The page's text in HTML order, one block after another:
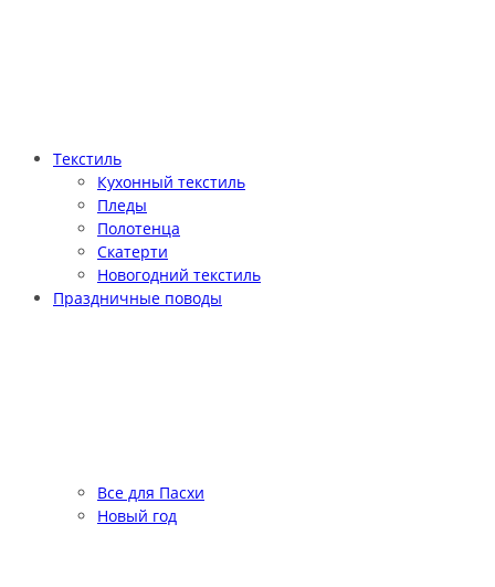
Текстиль
Кухонный текстиль
Пледы
Полотенца
Скатерти
Новогодний текстиль
Праздничные поводы
Все для Пасхи
Новый год